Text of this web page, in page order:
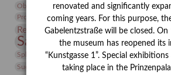
Objekt im Fokus
Paul Klee Peter Schnürpel
Provenienz
Restaurierung Restitution Rudi Lesser
Sammlung Samstagszeichner Skulptur
Sphinx
studio Studio Bildende Kunst
Suermondt-Ludwig-Museum
renovated and significantly
coming years. For this purpose,
Gabelentzstraße will be closed.
the museum has reopened its
“Kunstgasse 1”. Special
taking place in the